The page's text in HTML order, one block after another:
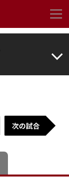
次の試合